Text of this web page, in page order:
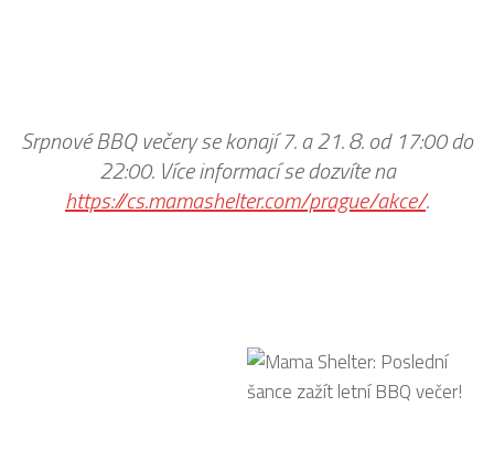
Srpnové BBQ večery se konají 7. a 21. 8. od 17:00 do
22:00. Více informací se dozvíte na
https://cs.mamashelter.com/prague/akce/.